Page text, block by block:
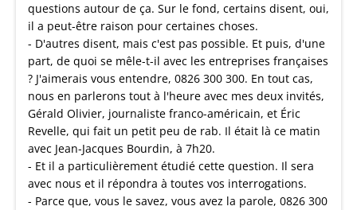
questions autour de ça. Sur le fond, certains disent, oui,
il a peut-être raison pour certaines choses.
- D'autres disent, mais c'est pas possible. Et puis, d'une
part, de quoi se mêle-t-il avec les entreprises françaises
? J'aimerais vous entendre, 0826 300 300. En tout cas,
nous en parlerons tout à l'heure avec mes deux invités,
Gérald Olivier, journaliste franco-américain, et Éric
Revelle, qui fait un petit peu de rab. Il était là ce matin
avec Jean-Jacques Bourdin, à 7h20.
- Et il a particulièrement étudié cette question. Il sera
avec nous et il répondra à toutes vos interrogations.
- Parce que, vous le savez, vous avez la parole, 0826 300